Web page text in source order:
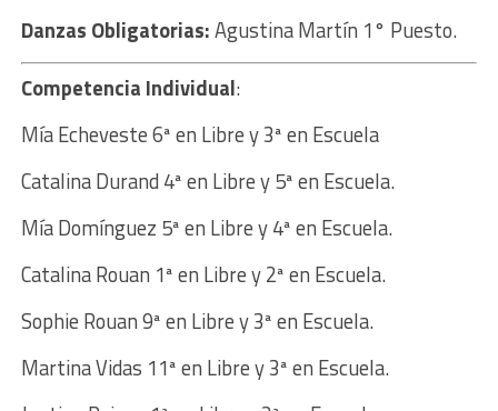
Danzas Obligatorias:Agustina Martín 1° Puesto.
Competencia Individual:
Mía Echeveste 6ª en Libre y 3ª en Escuela
Catalina Durand 4ª en Libre y 5ª en Escuela.
Mía Domínguez 5ª en Libre y 4ª en Escuela.
Catalina Rouan 1ª en Libre y 2ª en Escuela.
Sophie Rouan 9ª en Libre y 3ª en Escuela.
Martina Vidas 11ª en Libre y 3ª en Escuela.